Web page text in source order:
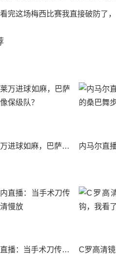
看完这场梅西比赛我直接破防了
为什么莱万进球如麻，巴萨却越看越像保级队？
德布劳内直播：当手术刀传球变成高清慢放